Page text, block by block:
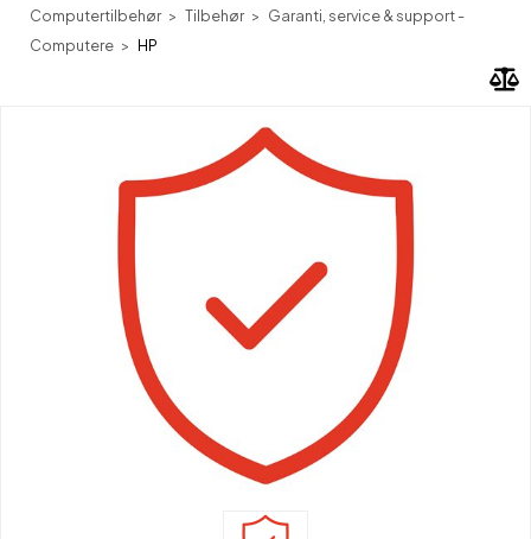
Computertilbehør Tilbehør
Garanti, service & support -
Computere
HP